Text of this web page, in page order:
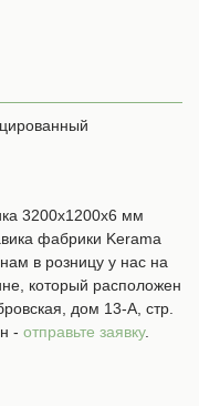
3200х1200х6 мм
фабрики Kerama
в розницу у нас на
который расположен
дом 13-А, стр.
- отправьте заявку.